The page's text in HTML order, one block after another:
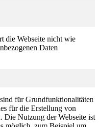
die Webseite nicht wie
Daten
für Grundfunktionalitäten
für die Erstellung von
Die Nutzung der Webseite ist